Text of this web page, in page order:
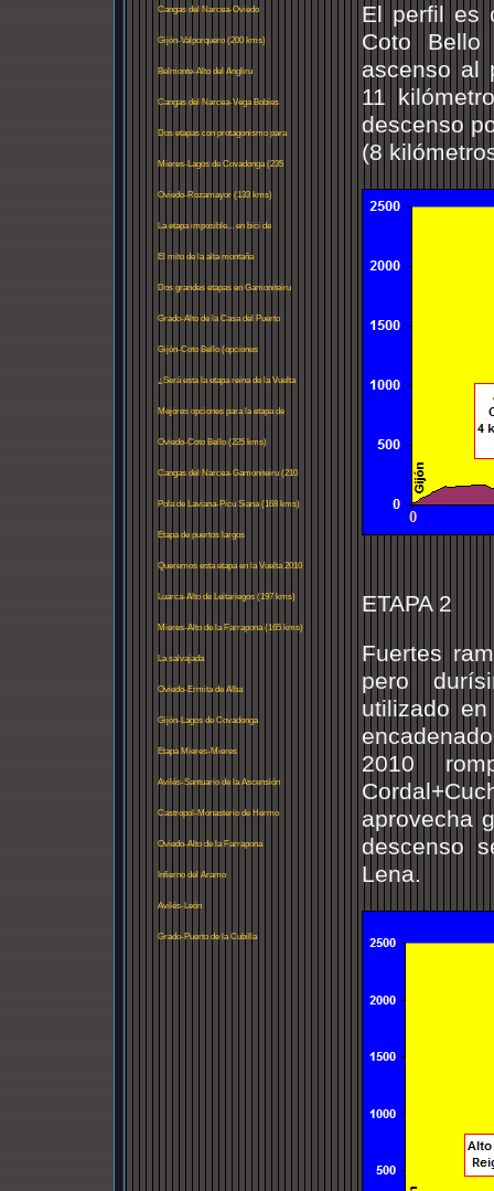
Cangas del Narcea-Oviedo
Gijón-Valporquero (200 kms)
Belmonte-Alto del Angliru
Cangas del Narcea-Vega Bobies
Dos etapas con protagonismo para
Trobaniello
Mieres-Lagos de Covadonga (235
kms)
Oviedo-Rozamayor (133 kms)
La etapa imposible... en bici de
carretera
El mito de la alta montaña
Dos grandes etapas en Gamoniteiru
Grado-Alto de la Casa del Puerto
Gijón-Coto Bello (opciones
alternativas)
¿Será esta la etapa reina de la Vuelta
2010?
Mejores opciones para la etapa de
Coto Bello
Oviedo-Coto Bello (225 kms)
Cangas del Narcea-Gamoniteiru (210
kms)
Pola de Laviana-Picu Siana (168 kms)
Etapa de puertos largos
Queremos esta etapa en la Vuelta 2010
Luarca-Alto de Leitariegos (197 kms)
Mieres-Alto de la Farrapona (165 kms)
La salvajada
Oviedo-Ermita de Alba
Gijón-Lagos de Covadonga
Etapa Mieres-Mieres
Avilés-Santuario de la Ascensión
Castropol-Monasterio de Hermo
Oviedo-Alto de la Farrapona
Infierno del Aramo
Avilés-León
Grado-Puerto de la Cubilla
El perfil es
Coto
ascenso al
11
descenso
(8
ETAPA 2
Fuertes
pero
utilizado
2010
aprovecha
descenso
Lena.